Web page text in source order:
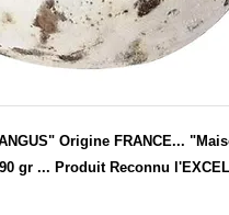
Origine FRANCE...
gr ... Produit Reconnu